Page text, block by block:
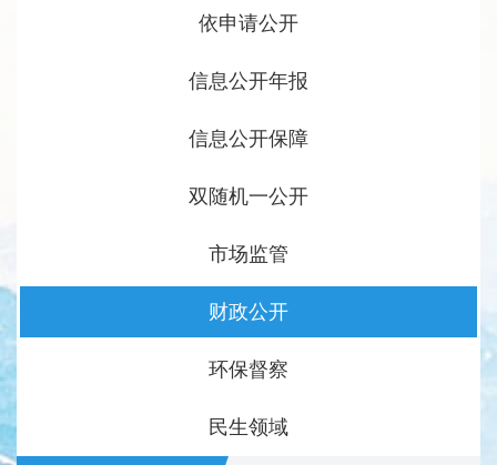
依申请公开
信息公开年报
信息公开保障
双随机一公开
市场监管
财政公开
环保督察
民生领域